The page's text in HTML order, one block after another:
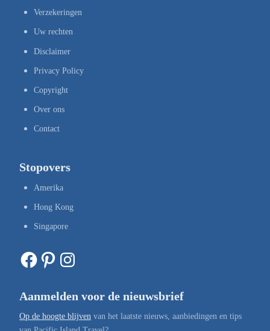
Verzekeringen
Uw rechten
Disclaimer
Privacy Policy
Copyright
Over ons
Contact
Stopovers
Amerika
Hong Kong
Singapore
Facebook Pinterest Instagram
Aanmelden voor de nieuwsbrief
Op de hoogte blijven van het laatste nieuws, aanbiedingen en tips